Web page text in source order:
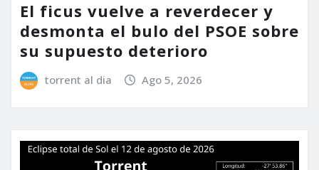
El ficus vuelve a reverdecer y
desmonta el bulo del PSOE sobre
su supuesto deterioro
torrent al dia Ago 5, 2026